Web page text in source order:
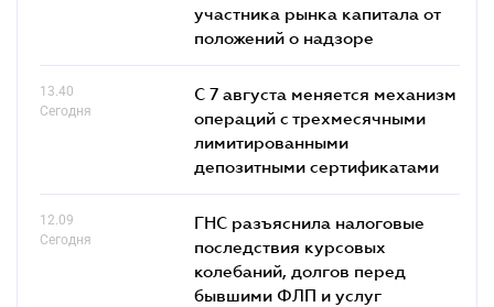
участника рынка капитала от
положений о надзоре
13.40
Сегодня
С 7 августа меняется механизм
операций с трехмесячными
лимитированными
депозитными сертификатами
12.09
Сегодня
ГНС разъяснила налоговые
последствия курсовых
колебаний, долгов перед
бывшими ФЛП и услуг